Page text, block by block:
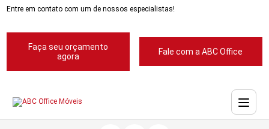
Entre em contato com um de nossos especialistas!
Faça seu orçamento
agora
Fale com a ABC Office